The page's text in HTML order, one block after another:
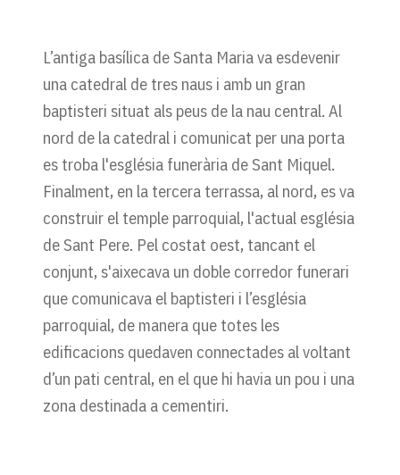
L’antiga basílica de Santa Maria va esdevenir
una catedral de tres naus i amb un gran
baptisteri situat als peus de la nau central. Al
nord de la catedral i comunicat per una porta
es troba l'església funerària de Sant Miquel.
Finalment, en la tercera terrassa, al nord, es va
construir el temple parroquial, l'actual església
de Sant Pere. Pel costat oest, tancant el
conjunt, s'aixecava un doble corredor funerari
que comunicava el baptisteri i l’església
parroquial, de manera que totes les
edificacions quedaven connectades al voltant
d’un pati central, en el que hi havia un pou i una
zona destinada a cementiri.